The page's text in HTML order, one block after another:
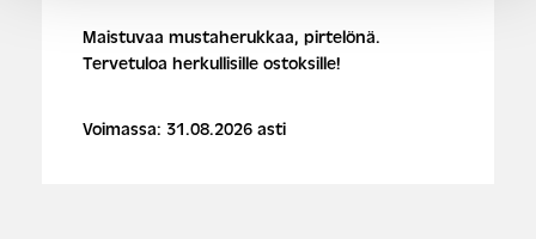
Maistuvaa mustaherukkaa, pirtelönä.
Tervetuloa herkullisille ostoksille!
Voimassa: 31.08.2026 asti